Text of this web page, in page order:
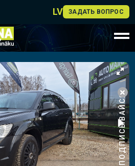
LV ЗАДАТЬ ВОПРОС
ПОДПИСЫВАЙСЯ